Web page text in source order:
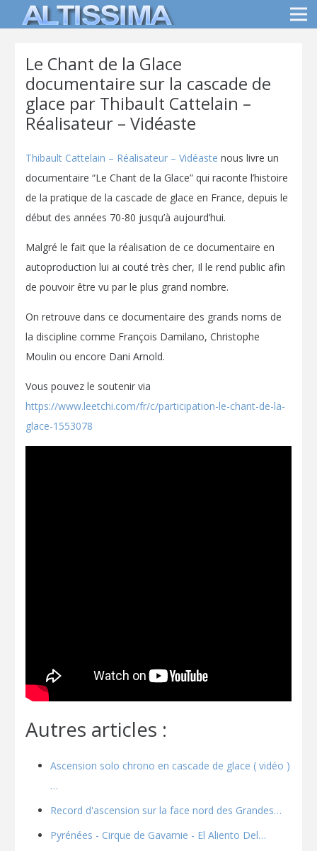
Le Chant de la Glace
documentaire sur la cascade de
glace par Thibault Cattelain –
Réalisateur – Vidéaste
Thibault Cattelain – Réalisateur – Vidéaste nous livre un
documentaire “Le Chant de la Glace” qui raconte l’histoire
de la pratique de la cascade de glace en France, depuis le
début des années 70-80 jusqu’à aujourd’hui.
Malgré le fait que la réalisation de ce documentaire en
autoproduction lui ai couté très cher, Il le rend public afin
de pouvoir être vu par le plus grand nombre.
On retrouve dans ce documentaire des grands noms de
la discipline comme François Damilano, Christophe
Moulin ou encore Dani Arnold.
Vous pouvez le soutenir via
https://www.leetchi.com/fr/c/participation-le-chant-de-la-
glace-1553078
Autres articles :
Ascension solo chrono en cascade de glace ( vidéo )
…
Record d'ascension sur la face nord des Grandes…
Pyrénées - Cirque de Gavarnie - El Aliento Del…